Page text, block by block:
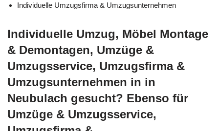
Individuelle Umzugsfirma & Umzugsunternehmen
Individuelle Umzug, Möbel Montage
& Demontagen, Umzüge &
Umzugsservice, Umzugsfirma &
Umzugsunternehmen in in
Neubulach gesucht? Ebenso für
Umzüge & Umzugsservice,